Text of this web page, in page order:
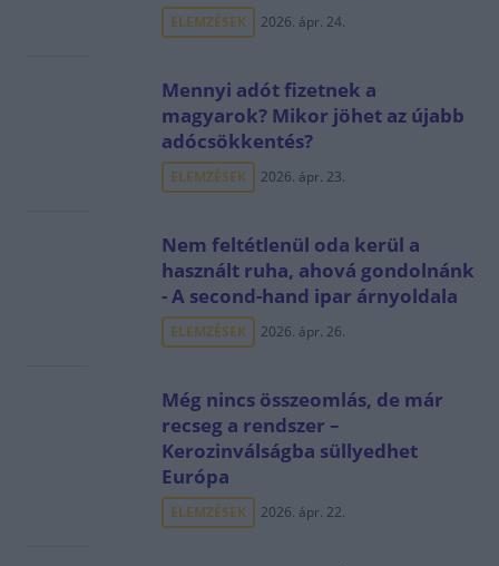
ELEMZÉSEK 2026. ápr. 24.
Mennyi adót fizetnek a
magyarok? Mikor jöhet az újabb
adócsökkentés?
ELEMZÉSEK 2026. ápr. 23.
Nem feltétlenül oda kerül a
használt ruha, ahová gondolnánk
- A second-hand ipar árnyoldala
ELEMZÉSEK 2026. ápr. 26.
Még nincs összeomlás, de már
recseg a rendszer –
Kerozinválságba süllyedhet
Európa
ELEMZÉSEK 2026. ápr. 22.